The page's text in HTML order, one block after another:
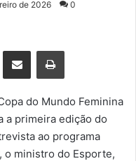
de 2026 0
Telegram
do Mundo Feminina
a primeira edição do
ao programa
o ministro do Esporte,